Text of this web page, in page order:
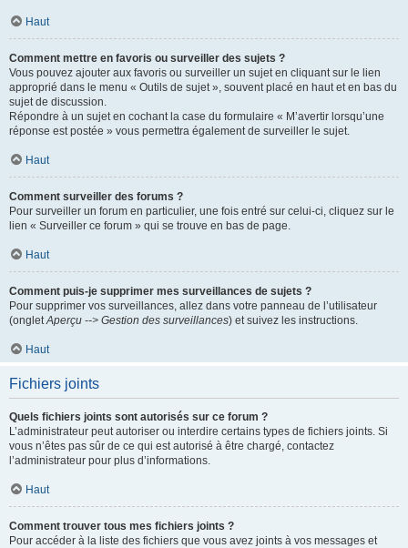
Haut
Comment mettre en favoris ou surveiller des sujets ?
Vous pouvez ajouter aux favoris ou surveiller un sujet en cliquant sur le lien
approprié dans le menu « Outils de sujet », souvent placé en haut et en bas du
sujet de discussion.
Répondre à un sujet en cochant la case du formulaire « M’avertir lorsqu’une
réponse est postée » vous permettra également de surveiller le sujet.
Haut
Comment surveiller des forums ?
Pour surveiller un forum en particulier, une fois entré sur celui-ci, cliquez sur le
lien « Surveiller ce forum » qui se trouve en bas de page.
Haut
Comment puis-je supprimer mes surveillances de sujets ?
Pour supprimer vos surveillances, allez dans votre panneau de l’utilisateur
(ongletAperçu --> Gestion des surveillances) et suivez les instructions.
Haut
Fichiers joints
Quels fichiers joints sont autorisés sur ce forum ?
L’administrateur peut autoriser ou interdire certains types de fichiers joints. Si
vous n’êtes pas sûr de ce qui est autorisé à être chargé, contactez
l’administrateur pour plus d’informations.
Haut
Comment trouver tous mes fichiers joints ?
Pour accéder à la liste des fichiers que vous avez joints à vos messages et